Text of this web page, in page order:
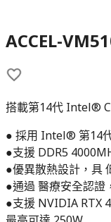
ACCEL-
搭載第14代 Intel®
● 採用 Intel® 第14
●支援 DDR5
●優異散熱設計，具
●通過 醫療安全認證
●支援 NVIDIA RTX